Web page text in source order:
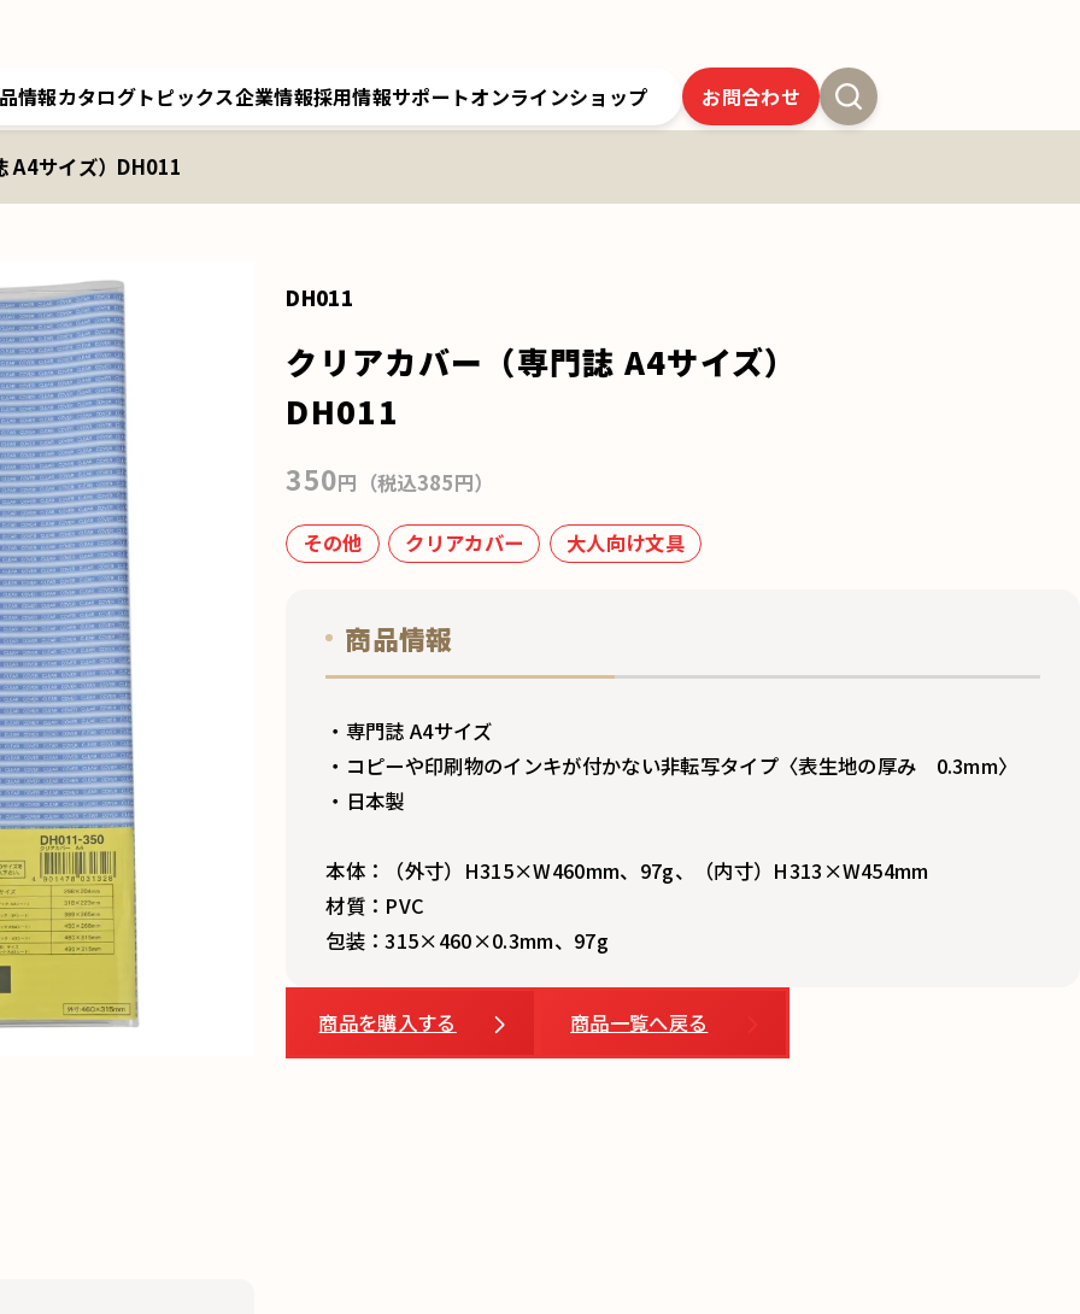
情報カタログトピックス企業情報採用情報サポートオンラインショップ お問合わせ
A4サイズ）DH011
DH011
クリアカバー（専門誌 A4サイズ）
DH011
350円（税込385円）
その他 クリアカバー 大人向け文具
商品情報
・専門誌 A4サイズ
・コピーや印刷物のインキが付かない非転写タイプ〈表生地の厚み 0.3mm〉
・日本製
本体：（外寸）H315×W460mm、97g、（内寸）H313×W454mm
材質：PVC
包装：315×460×0.3mm、97g
商品を購入する 商品一覧へ戻る